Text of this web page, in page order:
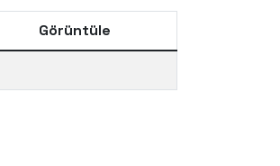
Görüntüle